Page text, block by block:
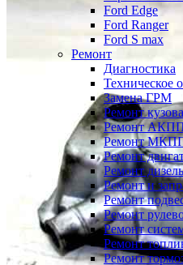
Ford Edge
Ford Ranger
Ford S max
Ремонт
Диагностика
Техническое
Замена ГРМ
Ремонт кузова
Ремонт
Ремонт
Ремонт
Ремонт
Ремонт и
Ремонт
Ремонт
Ремонт
Ремонт
Ремонт